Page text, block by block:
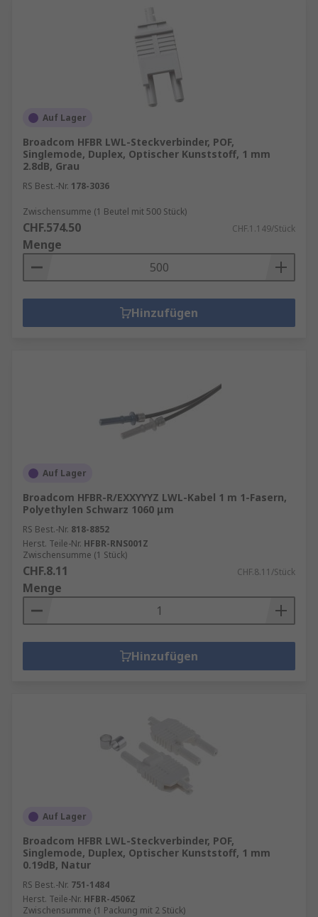
Auf Lager
Broadcom HFBR LWL-Steckverbinder, POF,
Singlemode, Duplex, Optischer Kunststoff, 1 mm
2.8dB, Grau
RS Best.-Nr. 178-3036
Zwischensumme (1 Beutel mit 500 Stück)
CHF.574.50 CHF.1.149/Stück
Menge
Hinzufügen
Auf Lager
Broadcom HFBR-R/EXXYYYZ LWL-Kabel 1 m 1-Fasern,
Polyethylen Schwarz 1060 μm
RS Best.-Nr. 818-8852
Herst. Teile-Nr. HFBR-RNS001Z
Zwischensumme (1 Stück)
CHF.8.11 CHF.8.11/Stück
Menge
Hinzufügen
Auf Lager
Broadcom HFBR LWL-Steckverbinder, POF,
Singlemode, Duplex, Optischer Kunststoff, 1 mm
0.19dB, Natur
RS Best.-Nr. 751-1484
Herst. Teile-Nr. HFBR-4506Z
Zwischensumme (1 Packung mit 2 Stück)